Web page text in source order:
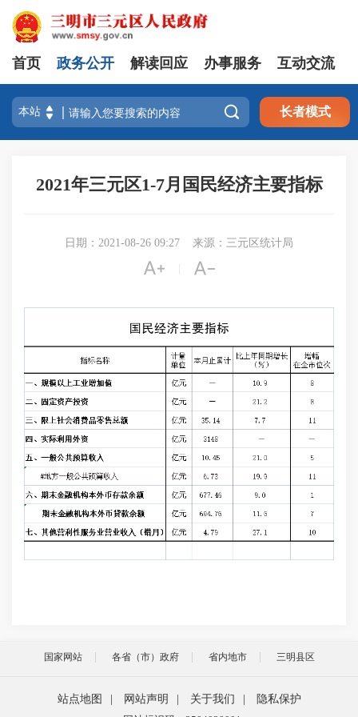
首页 政务公开 解读回应 办事服务 互动交流
 长者模式
2021年三元区1-7月国民经济主要指标
日期：2021-08-26 09:27 来源：三元区统计局
 
国家网站 各省（市）政府 省内地市 三明县区
站点地图 网站声明 关于我们
隐私保护